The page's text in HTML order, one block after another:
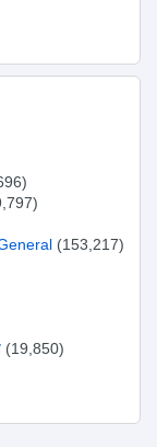
(153,217)
(19,850)